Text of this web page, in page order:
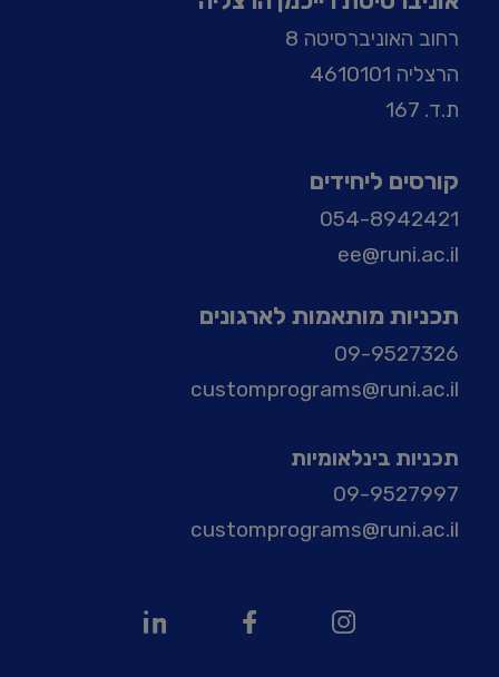
רחוב האוניברסיטה 8
הרצליה 4610101
ת.ד. 167
קורסים ליחידים
054-8942421
ee@runi.ac.il
תכניות מותאמות לארגונים
09-9527326
customprograms@runi.ac.il
תכניות בינלאומיות
09-9527997
customprograms@runi.ac.il